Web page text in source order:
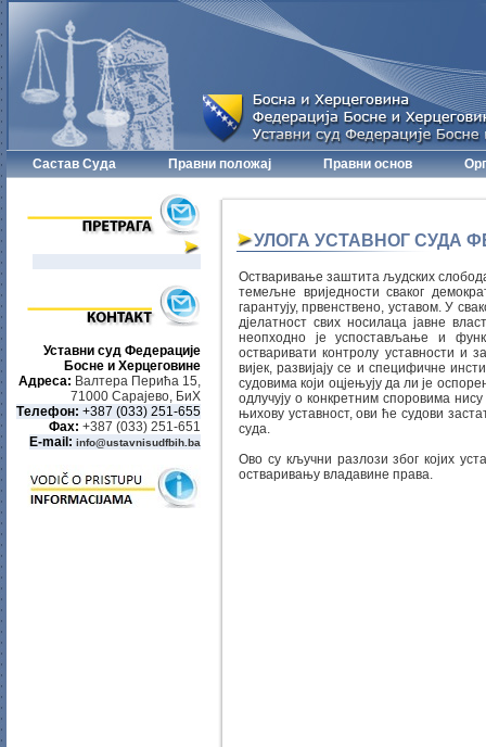
Састав Суда Правни положај Правни основ
Уставни суд Федерације
Босне и Херцеговине
Aдреса: Валтера Перића 15,
71000 Сарајево, БиХ
Tелeфон: +387 (033) 251-655
Фаx: +387 (033) 251-651
E-mail: info@ustavnisudfbih.ba
УЛОГА УСТАВНОГ СУДА
Остваривање заштита људских
темељне вриједности сваког
гарантују, првенствено, уставом. У
дјелатност свих носилаца јавне
неопходно је успостављање и
остваривати контролу уставности и
вијек, развијају се и специфичне
судовима који оцјењују да ли је
одлучују о конкретним споровима
њихову уставност, ови ће судови
суда.
Ово су кључни разлози због којих
остваривању владавине права.